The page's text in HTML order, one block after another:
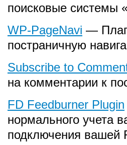
поисковые системы
WP-PageNavi —
постраничную
Subscribe to
на комментарии к
FD Feedburner Plugin
нормального учета
подключения вашей